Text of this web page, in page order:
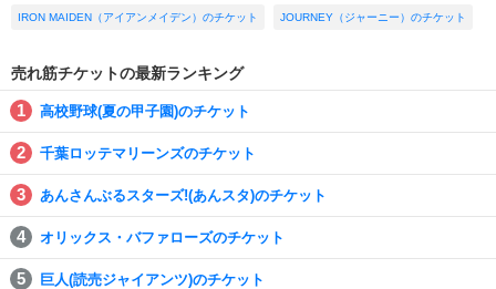
IRON MAIDEN（アイアンメイデン）のチケット JOURNEY（ジャーニー）のチケット
売れ筋チケットの最新ランキング
高校野球(夏の甲子園)のチケット
千葉ロッテマリーンズのチケット
あんさんぶるスターズ!(あんスタ)のチケット
オリックス・バファローズのチケット
巨人(読売ジャイアンツ)のチケット